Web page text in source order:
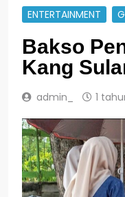
ENTERTAINMENT
Bakso
Kang
admin_ 1